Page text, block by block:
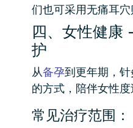
们也可采用无痛耳穴
四、女性健
护
从备孕到更年期，
的方式，陪伴女性度
常见治疗范围：